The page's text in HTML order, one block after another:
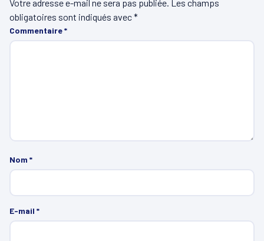
Votre adresse e-mail ne sera pas publiée. Les champs
obligatoires sont indiqués avec*
Commentaire*
Nom *
E-mail *